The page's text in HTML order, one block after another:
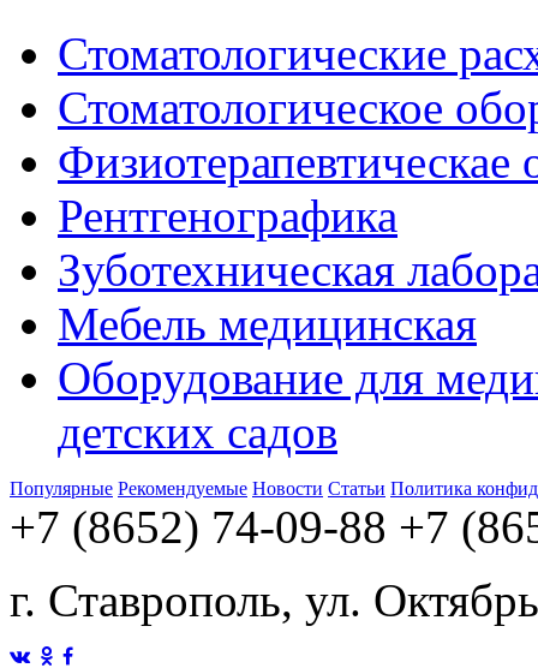
Стоматологические
Стоматологическое
Физиотерапевтическае
Рентгенографика
Зуботехническая
Мебель медицинская
Оборудование для
детских садов
Популярные Рекомендуемые Новости Статьи Политика
+7 (8652) 74-09-88 +7
г. Ставрополь, ул.